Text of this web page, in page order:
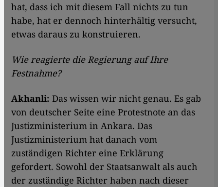
hat, dass ich mit diesem Fall nichts zu tun
habe, hat er dennoch hinterhältig versucht,
etwas daraus zu konstruieren.
Wie reagierte die Regierung auf Ihre
Festnahme?
Akhanli: Das wissen wir nicht genau. Es gab
von deutscher Seite eine Protestnote an das
Justizministerium in Ankara. Das
Justizministerium hat danach vom
zuständigen Richter eine Erklärung
gefordert. Sowohl der Staatsanwalt als auch
der zuständige Richter haben nach dieser